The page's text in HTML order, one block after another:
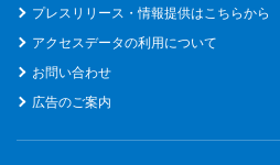
プレスリリース・情報提供はこちらから
アクセスデータの利用について
お問い合わせ
広告のご案内